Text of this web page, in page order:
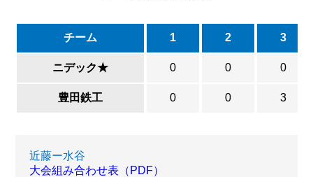
チーム 1 2 3
ニデック★ 0 0 0
豊田鉄工 0 0 3
近藤ー水谷
大会組み合わせ表（PDF）